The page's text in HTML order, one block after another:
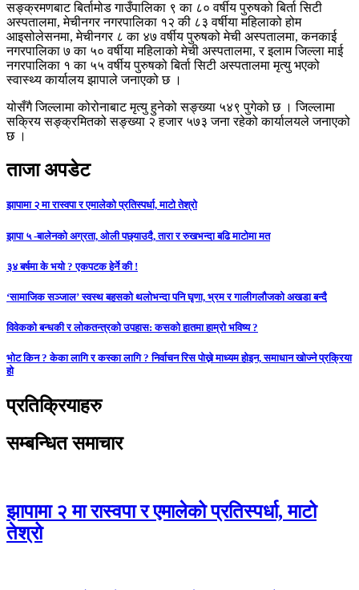
सङ्क्रमणबाट बिर्तामोड गाउँपालिका ९ का ८० वर्षीय पुरुषको बिर्ता सिटी
अस्पतालमा, मेचीनगर नगरपालिका १२ की ८३ वर्षीया महिलाको होम
आइसोलेसनमा, मेचीनगर ८ का ४७ वर्षीय पुरुषको मेची अस्पतालमा, कनकाई
नगरपालिका ७ का ५० वर्षीया महिलाको मेची अस्पतालमा, र इलाम जिल्ला माई
नगरपालिका १ का ५५ वर्षीय पुरुषको बिर्ता सिटी अस्पतालमा मृत्यु भएको
स्वास्थ्य कार्यालय झापाले जनाएको छ ।
योसँगै जिल्लामा कोरोनाबाट मृत्यु हुनेको सङ्ख्या ५४९ पुगेको छ । जिल्लामा
सक्रिय सङ्क्रमितको सङ्ख्या २ हजार ५७३ जना रहेको कार्यालयले जनाएको
छ ।
ताजा अपडेट
झापामा २ मा रास्वपा र एमालेको प्रतिस्पर्धा, माटो तेश्रो
झापा ५ -बालेनको अग्रता, ओली पछ्याउदै, तारा र रुखभन्दा बढि माटोमा मत
३४ बर्षमा के भयो ? एकपटक हेर्ने की !
‘सामाजिक सञ्जाल’ स्वस्थ बहसको थलोभन्दा पनि घृणा, भ्रम र गालीगलौजको अखडा बन्दै
विवेकको बन्धकी र लोकतन्त्रको उपहास: कसको हातमा हाम्रो भविष्य ?
भोट किन ? केका लागि र कस्का लागि ? निर्वाचन रिस पोख्ने माध्यम होइन, समाधान खोज्ने प्रक्रिया
हो
प्रतिक्रियाहरु
सम्बन्धित समाचार
झापामा २ मा रास्वपा र एमालेको प्रतिस्पर्धा, माटो
तेश्रो